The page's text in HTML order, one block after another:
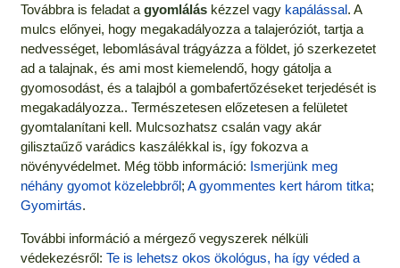
Továbbra is feladat a gyomláláskézzel vagy kapálással. A
mulcs előnyei, hogy megakadályozza a talajeróziót, tartja a
nedvességet, lebomlásával trágyázza a földet, jó szerkezetet
ad a talajnak, és ami most kiemelendő, hogy gátolja a
gyomosodást, és a talajból a gombafertőzéseket terjedését is
megakadályozza.. Természetesen előzetesen a felületet
gyomtalanítani kell. Mulcsozhatsz csalán vagy akár
gilisztaűző varádics kaszálékkal is, így fokozva a
növényvédelmet. Még több információ: Ismerjünk meg
néhány gyomot közelebbről; A gyommentes kert három titka;
Gyomirtás.
További információ a mérgező vegyszerek nélküli
védekezésről: Te is lehetsz okos ökológus, ha így véded a